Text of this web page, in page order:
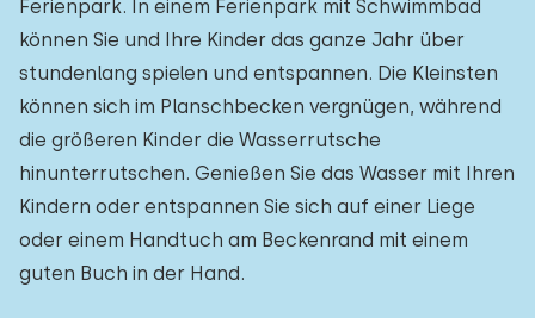
Ferienpark. In einem Ferienpark mit Schwimmbad
können Sie und Ihre Kinder das ganze Jahr über
stundenlang spielen und entspannen. Die Kleinsten
können sich im Planschbecken vergnügen, während
die größeren Kinder die Wasserrutsche
hinunterrutschen. Genießen Sie das Wasser mit Ihren
Kindern oder entspannen Sie sich auf einer Liege
oder einem Handtuch am Beckenrand mit einem
guten Buch in der Hand.